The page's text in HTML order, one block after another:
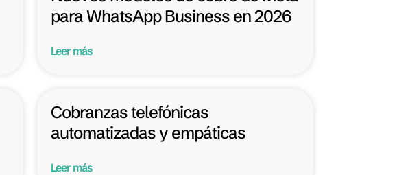
para WhatsApp Business en 2026
Leer más
Cobranzas telefónicas
automatizadas y empáticas
Leer más